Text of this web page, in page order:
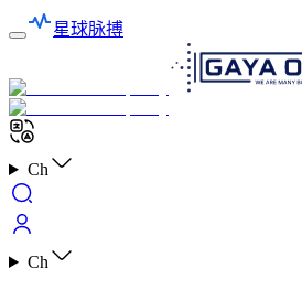
星球脉搏
Ch
Ch